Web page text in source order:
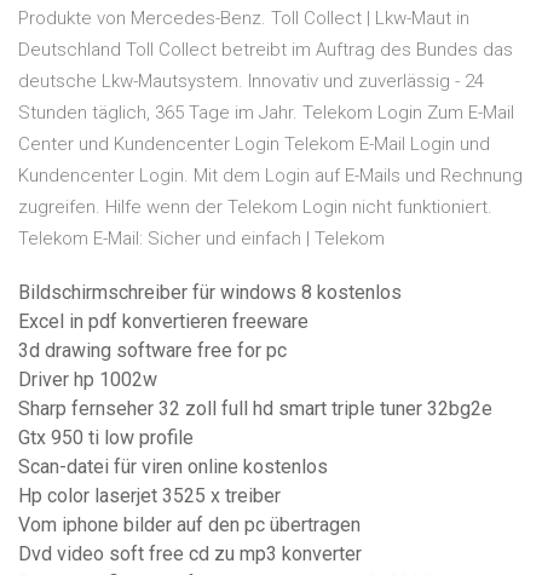
Produkte von Mercedes-Benz. Toll Collect | Lkw-Maut in
Deutschland Toll Collect betreibt im Auftrag des Bundes das
deutsche Lkw-Mautsystem. Innovativ und zuverlässig - 24
Stunden täglich, 365 Tage im Jahr. Telekom Login Zum E-Mail
Center und Kundencenter Login Telekom E-Mail Login und
Kundencenter Login. Mit dem Login auf E-Mails und Rechnung
zugreifen. Hilfe wenn der Telekom Login nicht funktioniert.
Telekom E-Mail: Sicher und einfach | Telekom
Bildschirmschreiber für windows 8 kostenlos
Excel in pdf konvertieren freeware
3d drawing software free for pc
Driver hp 1002w
Sharp fernseher 32 zoll full hd smart triple tuner 32bg2e
Gtx 950 ti low profile
Scan-datei für viren online kostenlos
Hp color laserjet 3525 x treiber
Vom iphone bilder auf den pc übertragen
Dvd video soft free cd zu mp3 konverter